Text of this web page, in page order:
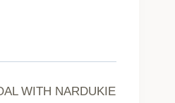
WITH NARDUKIE